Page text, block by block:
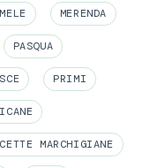
MELE MERENDA
PASQUA
PRIMI
MARCHIGIANE